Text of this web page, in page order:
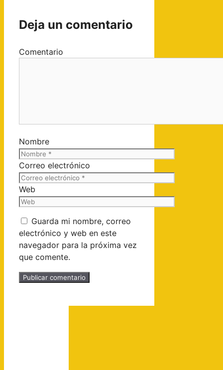
Deja un comentario
Comentario
Nombre
Correo electrónico
Web
Guarda mi nombre, correo
electrónico y web en este
navegador para la próxima vez
que comente.